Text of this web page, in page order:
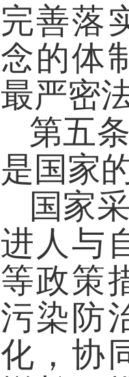
完善落
念的体
最严密
第五
是国家
国家
进人与
等政策
污染防
化，协